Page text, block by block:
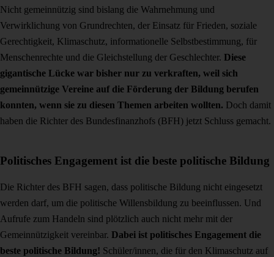
Nicht gemeinnützig sind bislang die Wahr­nehmung und
Verwirklichung von Grund­rechten, der Einsatz für Frieden, soziale
Gerechtigkeit, Klimaschutz, informationelle Selbstbestimmung, für
Menschenrechte und die Gleichstellung der Geschlechter. Diese
gigantische Lücke war bisher nur zu verkraften, weil sich
gemeinnützige Vereine auf die Förderung der Bildung berufen
konnten, wenn sie zu diesen Themen arbeiten wollten. Doch damit
haben die Richter des Bundesfinanzhofs (BFH) jetzt Schluss gemacht.
Politisches Engagement ist die beste politische Bildung
Die Richter des BFH sagen, dass politische Bildung nicht eingesetzt
werden darf, um die politische Willensbildung zu beeinflussen. Und
Aufrufe zum Handeln sind plötzlich auch nicht mehr mit der
Gemeinnützigkeit vereinbar. Dabei ist politisches Engagement die
beste politische Bildung! Schüler/innen, die für den Klimaschutz auf